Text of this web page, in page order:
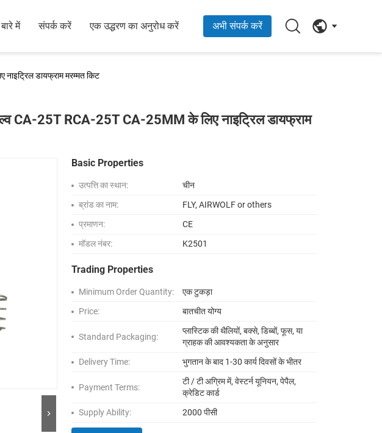
में संपर्क करें एक उद्धरण का अनुरोध करें अभी संपर्क करें
डायफ्राम मरम्मत किट
CA-25T RCA-25T CA-25MM के लिए नाइट्रिल डायफ्राम
Basic Properties
उत्पत्ति का स्थान:
चीन
ब्रांड का नाम:
FLY, AIRWOLF or others
प्रमाणन:
CE
मॉडल नंबर:
K2501
Trading Properties
Minimum Order Quantity:
एक टुकड़ा
Price:
बातचीत योग्य
Standard Packaging:
प्लास्टिक की थैलियों, बक्से, डिब्बों, फूस, या
ग्राहक की आवश्यकता के अनुसार
Delivery Time:
भुगतान के बाद 1-30 कार्य दिवसों के भीतर
Payment Terms:
टी / टी अग्रिम में, वेस्टर्न यूनियन, पेपैल,
क्रेडिट कार्ड
Supply Ability:
2000 पीसी